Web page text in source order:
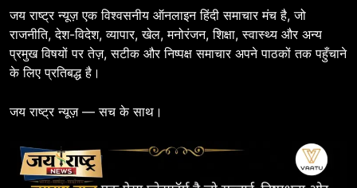
जय राष्ट्र न्यूज़ एक विश्वसनीय ऑनलाइन हिंदी समाचार मंच है, जो
राजनीति, देश-विदेश, व्यापार, खेल, मनोरंजन, शिक्षा, स्वास्थ्य और अन्य
प्रमुख विषयों पर तेज़, सटीक और निष्पक्ष समाचार अपने पाठकों तक पहुँचाने
के लिए प्रतिबद्ध है।
जय राष्ट्र न्यूज़ — सच के साथ।